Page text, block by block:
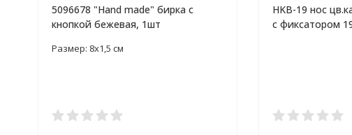
5096678 "Hand made" бирка с
кнопкой бежевая, 1шт
Размер: 8х1,5 см
HKB-19 нос
с фиксатором